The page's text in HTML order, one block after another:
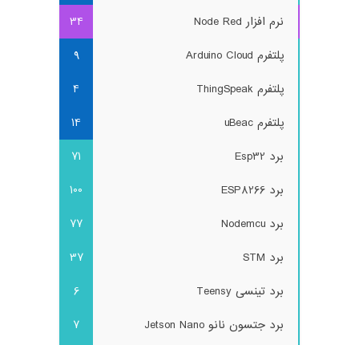
نرم افزار Node Red
34
پلتفرم Arduino Cloud
9
پلتفرم ThingSpeak
4
پلتفرم uBeac
14
برد Esp32
71
برد ESP8266
100
برد Nodemcu
77
برد STM
37
برد تینسی Teensy
6
برد جتسون نانو Jetson Nano
7